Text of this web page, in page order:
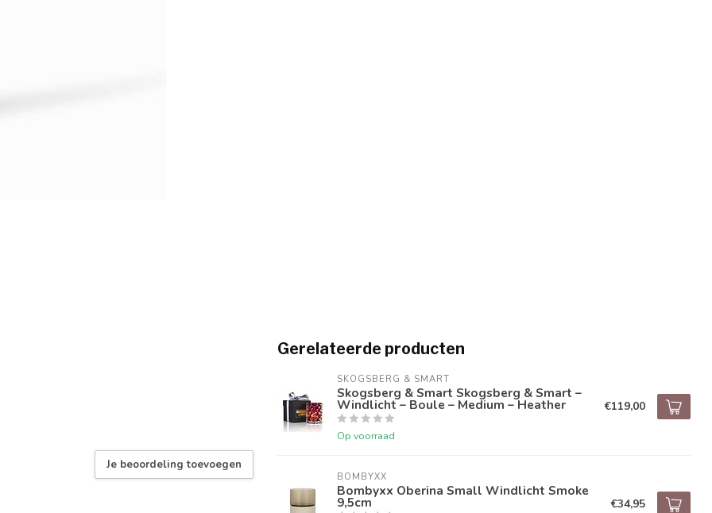
Je beoordeling toevoegen
Gerelateerde producten
SKOGSBERG & SMART
Skogsberg & Smart Skogsberg & Smart –
Windlicht – Boule – Medium – Heather
Op voorraad
€119,00
BOMBYXX
Bombyxx Oberina Small Windlicht Smoke
9,5cm €34,95